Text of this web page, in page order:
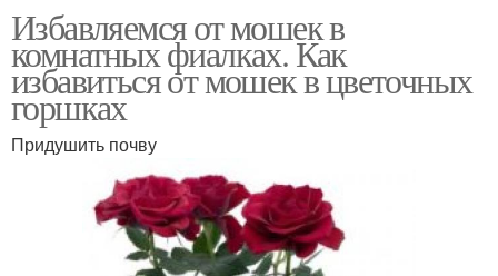
Избавляемся от мошек в
комнатных фиалках. Как
избавиться от мошек в цветочных
горшках
Придушить почву